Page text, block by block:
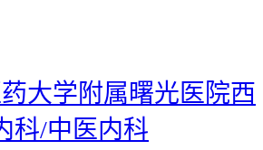
药大学附属曙光医院西
科/中医内科